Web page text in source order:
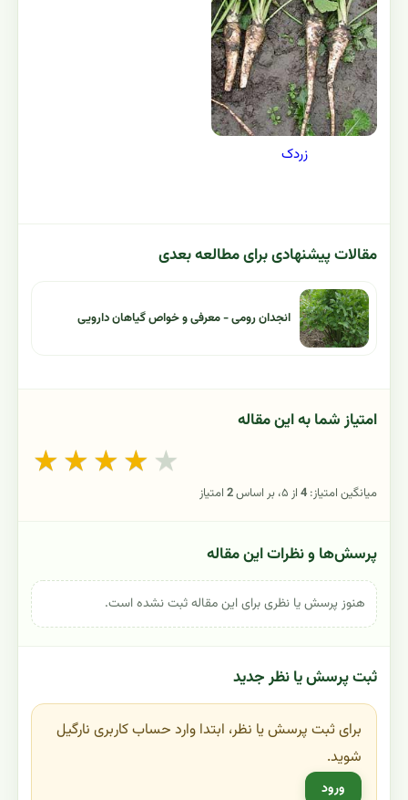
زردک
مقالات پیشنهادی برای مطالعه بعدی
انجدان رومی - معرفی و خواص گیاهان دارویی
امتیاز شما به این مقاله
★ ★ ★ ★ ★
میانگین امتیاز: 4از ۵، بر اساس 2امتیاز
پرسش‌ها و نظرات این مقاله
هنوز پرسش یا نظری برای این مقاله ثبت نشده است.
ثبت پرسش یا نظر جدید
برای ثبت پرسش یا نظر، ابتدا وارد حساب کاربری نارگیل
شوید.
ورود